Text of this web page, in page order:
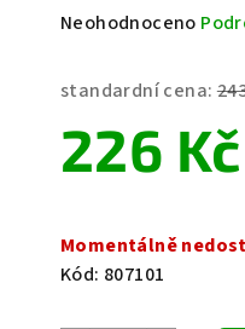
Průměrné
produktu
0,0
z
Neohodnoceno
standardní cena:
226 Kč
cena:
Momentálně
Kód: 807101